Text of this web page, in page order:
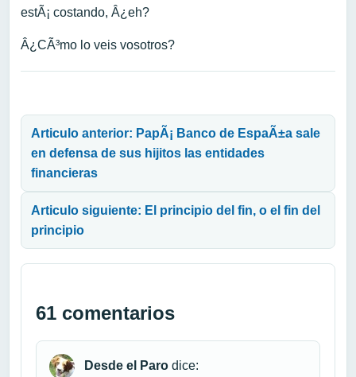
estÃ¡ costando, Â¿eh?
Â¿CÃ³mo lo veis vosotros?
Articulo anterior: PapÃ¡ Banco de EspaÃ±a sale
en defensa de sus hijitos las entidades
financieras
Articulo siguiente: El principio del fin, o el fin del
principio
61 comentarios
Desde el Paro dice: